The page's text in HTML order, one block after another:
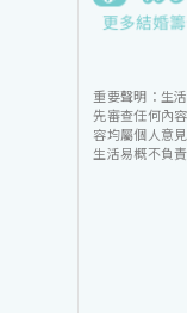
重要聲明：生
先審查任何內
容均屬個人意
生活易概不負